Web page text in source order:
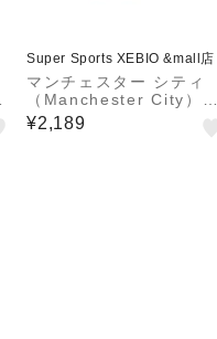
Super Sports XEBIO &mall店
マンチェスター シティ
（Manchester City）グ
リーリッシュ GREALIS
H キャンバス トートバッ
¥2,189